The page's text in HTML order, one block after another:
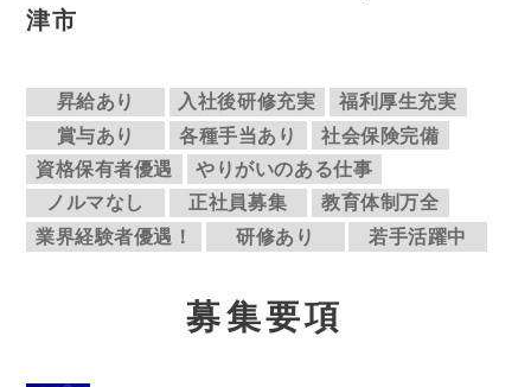
津市
昇給あり 入社後研修充実
福利厚生充実
賞与あり
各種手当あり
社会保険完備
資格保有者優遇
やりがいのある仕事
ノルマなし
正社員募集
教育体制万全
業界経験者優遇！
研修あり 若手活躍中
募集要項